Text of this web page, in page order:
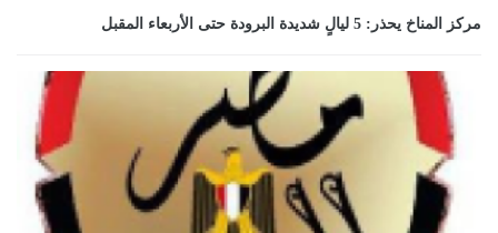
مركز المناخ يحذر: 5 ليالٍ شديدة البرودة حتى الأربعاء المقبل